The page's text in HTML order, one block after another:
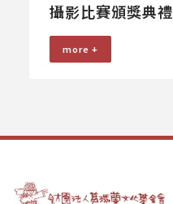
攝影比賽頒獎典禮
more +